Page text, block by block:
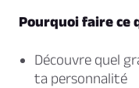
Pourquoi faire ce
Découvre quel
ta personnalité